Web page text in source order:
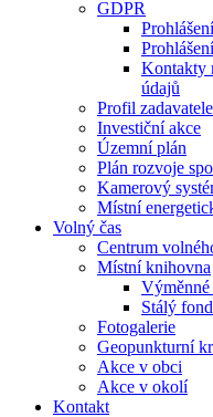
GDPR
Kontakty
údajů
Profil zadavatele
Investiční akce
Územní plán
Plán rozvoje
Kamerový
Místní
Volný čas
Centrum
Místní knihovna
Stálý
Fotogalerie
Geopunkturní
Akce v obci
Akce v okolí
Kontakt